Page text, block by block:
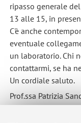
ripasso generale
13 alle 15, in
C'è anche
eventuale
un laboratorio. Chi
contattarmi, se ha
Un cordiale saluto.
Prof.ssa Patrizia